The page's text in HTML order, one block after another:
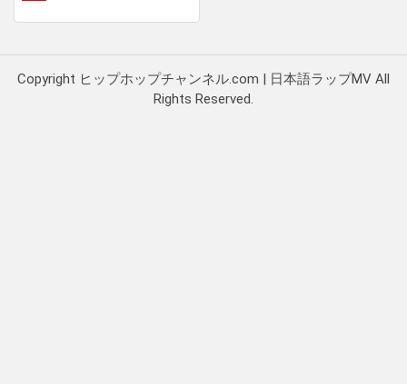
Copyright ヒップホップチャンネル.com | 日本語ラップMV All
Rights Reserved.